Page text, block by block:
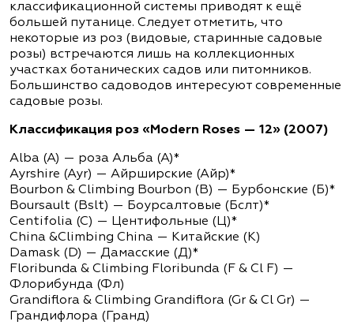
классификационной системы приводят к ещё
большей путанице. Следует отметить, что
некоторые из роз (видовые, старинные садовые
розы) встречаются лишь на коллекционных
участках ботанических садов или питомников.
Большинство садоводов интересуют современные
садовые розы.
Классификация роз «Modern Roses — 12» (2007)
Alba (A) — роза Альба (А)*
Ayrshire (Ayr) — Айрширские (Айр)*
Bourbon & Climbing Bourbon (B) — Бурбонские (Б)*
Boursault (Bslt) — Боурсалтовые (Бслт)*
Centifolia (C) — Центифольные (Ц)*
China &Climbing China — Китайские (К)
Damask (D) — Дамасские (Д)*
Floribunda & Climbing Floribunda (F & Cl F) —
Флорибунда (Фл)
Grandiflora & Climbing Grandiflora (Gr & Cl Gr) —
Грандифлора (Гранд)